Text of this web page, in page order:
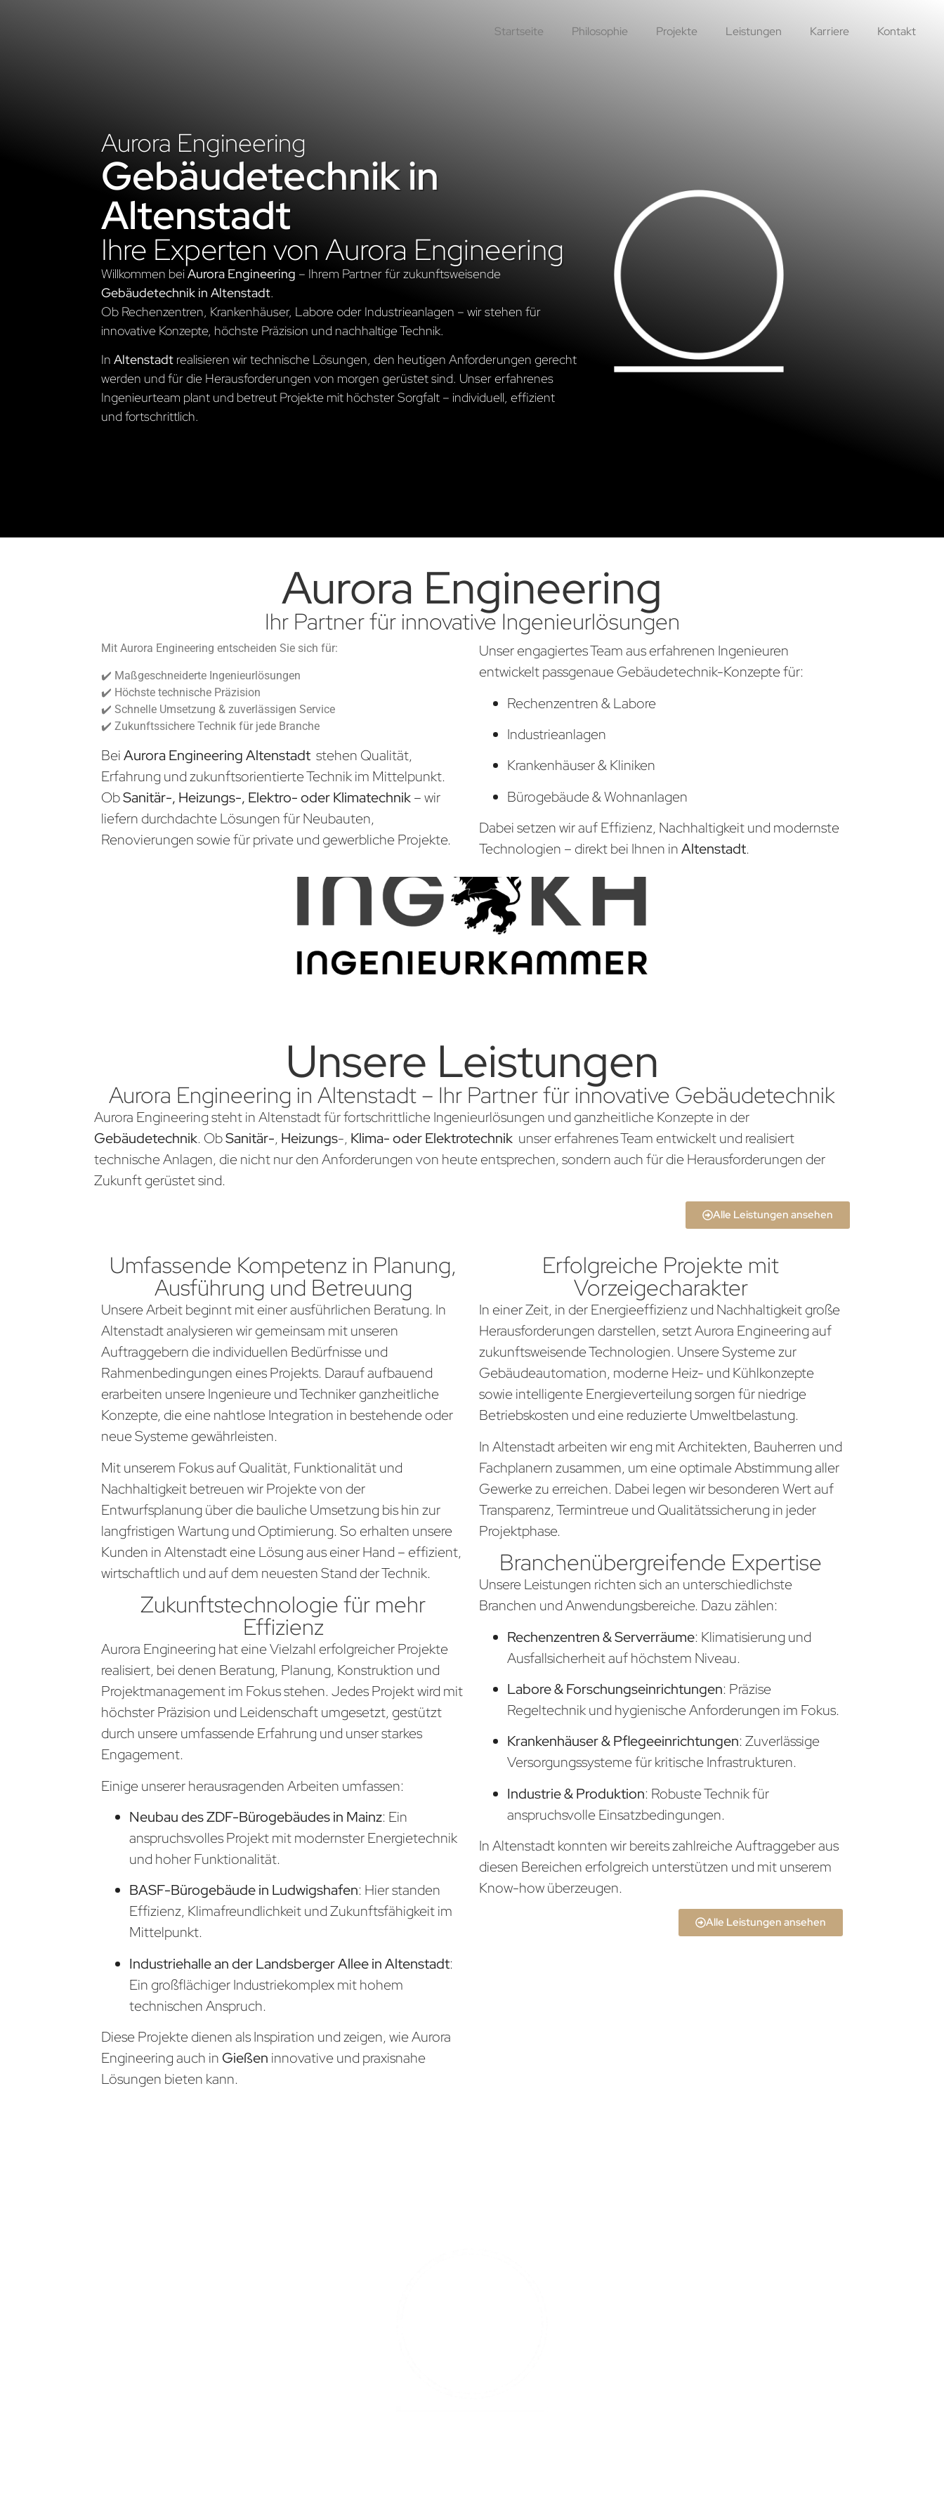
Startseite Philosophie Projekte Leistungen Karriere Kontakt
Aurora Engineering
Gebäudetechnik in
Altenstadt
Ihre Experten von Aurora Engineering
Willkommen beiAurora Engineering – Ihrem Partner für zukunftsweisende
Gebäudetechnik in Altenstadt.
Ob Rechenzentren, Krankenhäuser, Labore oder Industrieanlagen – wir stehen für
innovative Konzepte, höchste Präzision und nachhaltige Technik.
InAltenstadt realisieren wir technische Lösungen, den heutigen Anforderungen gerecht
werden und für die Herausforderungen von morgen gerüstet sind. Unser erfahrenes
Ingenieurteam plant und betreut Projekte mit höchster Sorgfalt – individuell, effizient
und fortschrittlich.
Aurora Engineering
Ihr Partner für innovative Ingenieurlösungen
Mit Aurora Engineering entscheiden Sie sich für:
✔️ Maßgeschneiderte Ingenieurlösungen
✔️ Höchste technische Präzision
✔️ Schnelle Umsetzung & zuverlässigen Service
✔️ Zukunftssichere Technik für jede Branche
BeiAurora Engineering Altenstadt stehen Qualität,
Erfahrung und zukunftsorientierte Technik im Mittelpunkt.
ObSanitär-, Heizungs-, Elektro- oder Klimatechnik– wir
liefern durchdachte Lösungen für Neubauten,
Renovierungen sowie für private und gewerbliche Projekte.
Unser engagiertes Team aus erfahrenen Ingenieuren
entwickelt passgenaue Gebäudetechnik-Konzepte für:
Rechenzentren & Labore
Industrieanlagen
Krankenhäuser & Kliniken
Bürogebäude & Wohnanlagen
Dabei setzen wir auf Effizienz, Nachhaltigkeit und modernste
Technologien – direkt bei Ihnen inAltenstadt.
Unsere Leistungen
Aurora Engineering in Altenstadt – Ihr Partner für innovative Gebäudetechnik
Aurora Engineering steht in Altenstadt für fortschrittliche Ingenieurlösungen und ganzheitliche Konzepte in der
Gebäudetechnik. ObSanitär-, Heizungs-, Klima- oder Elektrotechnik unser erfahrenes Team entwickelt und realisiert
technische Anlagen, die nicht nur den Anforderungen von heute entsprechen, sondern auch für die Herausforderungen der
Zukunft gerüstet sind.
Alle Leistungen ansehen
Umfassende Kompetenz in Planung,
Ausführung und Betreuung
Unsere Arbeit beginnt mit einer ausführlichen Beratung. In
Altenstadt analysieren wir gemeinsam mit unseren
Auftraggebern die individuellen Bedürfnisse und
Rahmenbedingungen eines Projekts. Darauf aufbauend
erarbeiten unsere Ingenieure und Techniker ganzheitliche
Konzepte, die eine nahtlose Integration in bestehende oder
neue Systeme gewährleisten.
Mit unserem Fokus auf Qualität, Funktionalität und
Nachhaltigkeit betreuen wir Projekte von der
Entwurfsplanung über die bauliche Umsetzung bis hin zur
langfristigen Wartung und Optimierung. So erhalten unsere
Kunden in Altenstadt eine Lösung aus einer Hand – effizient,
wirtschaftlich und auf dem neuesten Stand der Technik.
Zukunftstechnologie für mehr
Effizienz
Aurora Engineering hat eine Vielzahl erfolgreicher Projekte
realisiert, bei denen Beratung, Planung, Konstruktion und
Projektmanagement im Fokus stehen. Jedes Projekt wird mit
höchster Präzision und Leidenschaft umgesetzt, gestützt
durch unsere umfassende Erfahrung und unser starkes
Engagement.
Einige unserer herausragenden Arbeiten umfassen:
Neubau des ZDF-Bürogebäudes in Mainz: Ein
anspruchsvolles Projekt mit modernster Energietechnik
und hoher Funktionalität.
BASF-Bürogebäude in Ludwigshafen: Hier standen
Effizienz, Klimafreundlichkeit und Zukunftsfähigkeit im
Mittelpunkt.
Industriehalle an der Landsberger Allee in Altenstadt:
Ein großflächiger Industriekomplex mit hohem
technischen Anspruch.
Diese Projekte dienen als Inspiration und zeigen, wie Aurora
Engineering auch in Gießen innovative und praxisnahe
Lösungen bieten kann.
Erfolgreiche Projekte mit
Vorzeigecharakter
In einer Zeit, in der Energieeffizienz und Nachhaltigkeit große
Herausforderungen darstellen, setzt Aurora Engineering auf
zukunftsweisende Technologien. Unsere Systeme zur
Gebäudeautomation, moderne Heiz- und Kühlkonzepte
sowie intelligente Energieverteilung sorgen für niedrige
Betriebskosten und eine reduzierte Umweltbelastung.
In Altenstadt arbeiten wir eng mit Architekten, Bauherren und
Fachplanern zusammen, um eine optimale Abstimmung aller
Gewerke zu erreichen. Dabei legen wir besonderen Wert auf
Transparenz, Termintreue und Qualitätssicherung in jeder
Projektphase.
Branchenübergreifende Expertise
Unsere Leistungen richten sich an unterschiedlichste
Branchen und Anwendungsbereiche. Dazu zählen:
Rechenzentren & Serverräume: Klimatisierung und
Ausfallsicherheit auf höchstem Niveau.
Labore & Forschungseinrichtungen: Präzise
Regeltechnik und hygienische Anforderungen im Fokus.
Krankenhäuser & Pflegeeinrichtungen: Zuverlässige
Versorgungssysteme für kritische Infrastrukturen.
Industrie & Produktion: Robuste Technik für
anspruchsvolle Einsatzbedingungen.
In Altenstadt konnten wir bereits zahlreiche Auftraggeber aus
diesen Bereichen erfolgreich unterstützen und mit unserem
Know-how überzeugen.
Alle Leistungen ansehen